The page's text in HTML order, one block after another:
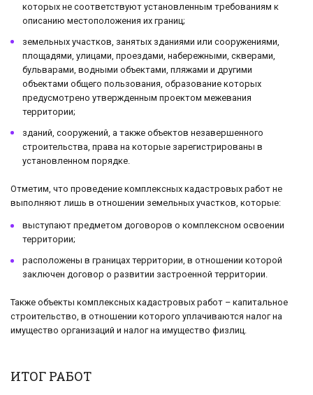
которых не соответствуют установленным требованиям к
описанию местоположения их границ;
земельных участков, занятых зданиями или сооружениями,
площадями, улицами, проездами, набережными, скверами,
бульварами, водными объектами, пляжами и другими
объектами общего пользования, образование которых
предусмотрено утвержденным проектом межевания
территории;
зданий, сооружений, а также объектов незавершенного
строительства, права на которые зарегистрированы в
установленном порядке.
Отметим, что проведение комплексных кадастровых работ не
выполняют лишь в отношении земельных участков, которые:
выступают предметом договоров о комплексном освоении
территории;
расположены в границах территории, в отношении которой
заключен договор о развитии застроенной территории.
Также объекты комплексных кадастровых работ – капитальное
строительство, в отношении которого уплачиваются налог на
имущество организаций и налог на имущество физлиц.
ИТОГ РАБОТ